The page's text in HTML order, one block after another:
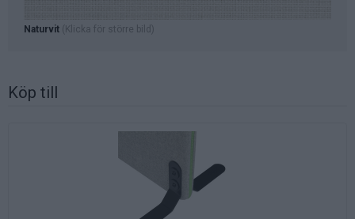
Naturvit (Klicka för större bild)
Köp till